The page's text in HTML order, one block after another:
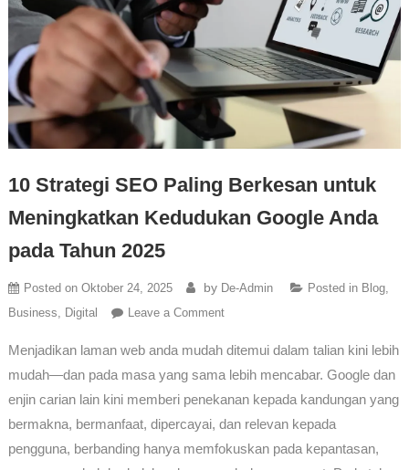
10 Strategi SEO Paling Berkesan untuk
Meningkatkan Kedudukan Google Anda
pada Tahun 2025
Posted on Oktober 24, 2025 by De-Admin Posted in Blog,
Business
Digital Leave a Comment
Menjadikan laman web anda mudah ditemui dalam talian kini lebih
mudah—dan pada masa yang sama lebih mencabar. Google dan
enjin carian lain kini memberi penekanan kepada kandungan yang
bermakna, bermanfaat, dipercayai, dan relevan kepada
pengguna, berbanding hanya memfokuskan pada kepantasan,